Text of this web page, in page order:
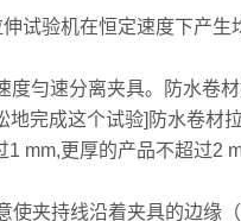
试验机在恒定速度下产
勻速分离夹具。防水卷
完成这个试验]防水卷材
mm,更厚的产品不超过2
夹持线沿着夹具的边缘